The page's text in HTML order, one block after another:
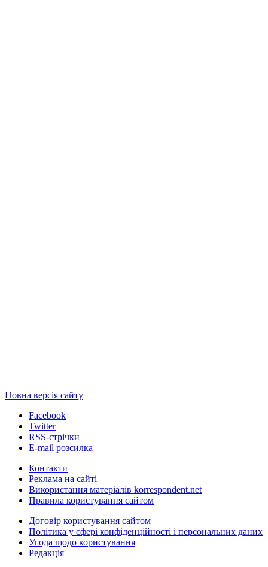
Повна версія сайту
Facebook
Twitter
RSS-стрічки
E-mail розсилка
Контакти
Реклама на сайті
Використання матеріалів korrespondent.net
Правила користування сайтом
Договір користування сайтом
Політика у сфері конфіденційності і персональних даних
Угода щодо користування
Редакція